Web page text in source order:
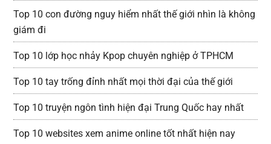
Top 10 con đường nguy hiểm nhất thế giới nhìn là không
giám đi
Top 10 lớp học nhảy Kpop chuyên nghiệp ở TPHCM
Top 10 tay trống đỉnh nhất mọi thời đại của thế giới
Top 10 truyện ngôn tình hiện đại Trung Quốc hay nhất
Top 10 websites xem anime online tốt nhất hiện nay